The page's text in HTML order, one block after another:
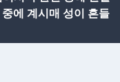
에 계시매 성이 흔들